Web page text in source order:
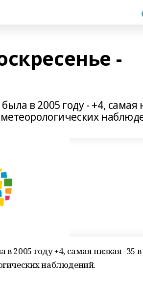
-
в 2005 году - +4, самая
2005 году +4, самая низкая -35 в
наблюдений.